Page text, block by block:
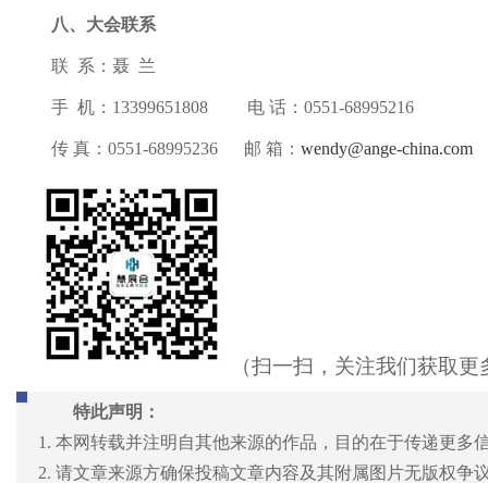
八、 大会联系
联 系： 聂 兰
手 机： 13399651808 电 话：0551-68995216
传 真：0551-68995236 邮 箱： wendy@ange-china.com
（扫一扫，关注我们获取
特此声明：
1. 本网转载并注明自其他来源的作品，目的在于传递更多
2. 请文章来源方确保投稿文章内容及其附属图片无版权争